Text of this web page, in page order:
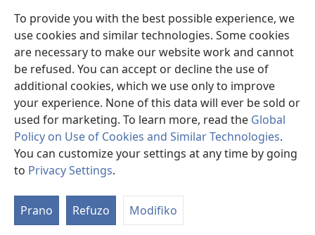
To provide you with the best possible experience, we
use cookies and similar technologies. Some cookies
are necessary to make our website work and cannot
be refused. You can accept or decline the use of
additional cookies, which we use only to improve
your experience. None of this data will ever be sold or
used for marketing. To learn more, read the Global
Policy on Use of Cookies and Similar Technologies.
You can customize your settings at any time by going
to Privacy Settings.
Prano Refuzo Modifiko
të
re)
JW Hub
(hap
dritare
të
re)
JW Library
Biblioteka Watchtower
Copyright© 2026 Watch Tower Bible and Tract Society of Pennsylvania.
KUSHTET E PËRDORIMIT